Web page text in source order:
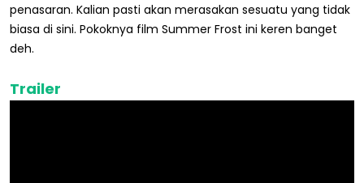
penasaran. Kalian pasti akan merasakan sesuatu yang tidak
biasa di sini. Pokoknya film Summer Frost ini keren banget
deh.
Trailer